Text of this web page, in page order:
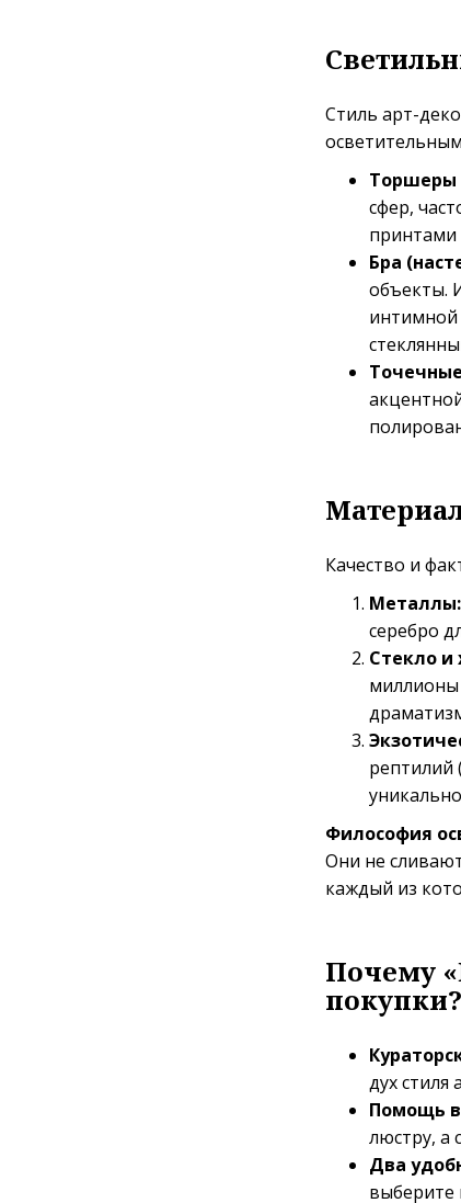
Стиль арт-
Торшеры
сфер,
принтами
Бра
объекты.
интимной
Качество и
Металлы:
серебро
Стекло и
миллионы
рептилий
Философия
Они не
каждый из
Почему
покупки?
дух стиля
Помощь
люстру, а
Два
выберите